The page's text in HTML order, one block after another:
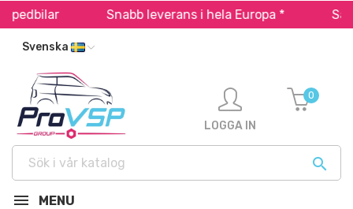
Snabb leverans i hela Europa * Säker
Svenska

LOGGA IN
0
MENU